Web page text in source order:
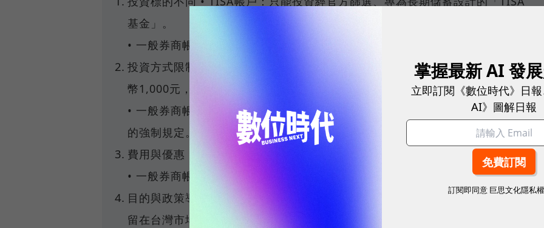
基金」。
• 一般券商帳戶：可投資股票、ETF、債券、各類基金等多種金融商品。
投資方式限制 • TISA帳戶：僅能以「定期定額」方式申購，且最低金額為新台
幣1,000元，必須連續扣款24個月。
• 一般券商帳戶：可自由選擇單筆或定期定額投資，金額彈性大，沒有連續扣款
的強制規定。
費用與優惠 • TISA帳戶：申購TISA基金免手續費，經理費低於1%。
• 一般券商帳戶：多數基金、股票等投資會收取手續費，經理費依商品而異。
目的與政策導向 • TISA帳戶：政策目的是鼓勵國人長期理財、資產累積，資金
留在台灣市場。
掌握最新 AI 發
立即訂閱《數位時代》日
AI》圖解日報
訂閱即同意 巨思文化隱私